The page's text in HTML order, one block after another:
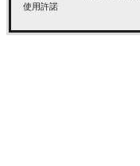
使用許諾